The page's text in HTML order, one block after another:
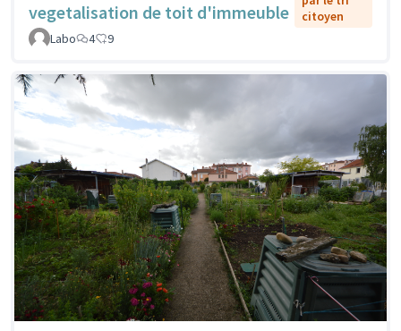
vegetalisation de toit d'immeuble
citoyen
Labo
4 9